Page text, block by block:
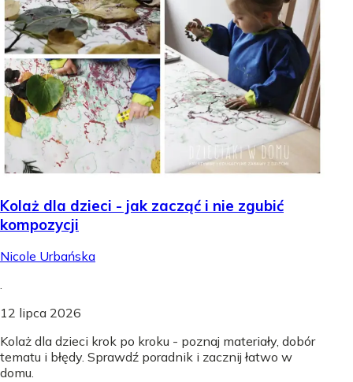
Kolaż dla dzieci - jak zacząć i nie zgubić
kompozycji
Nicole Urbańska
.
12 lipca 2026
Kolaż dla dzieci krok po kroku - poznaj materiały, dobór
tematu i błędy. Sprawdź poradnik i zacznij łatwo w
domu.